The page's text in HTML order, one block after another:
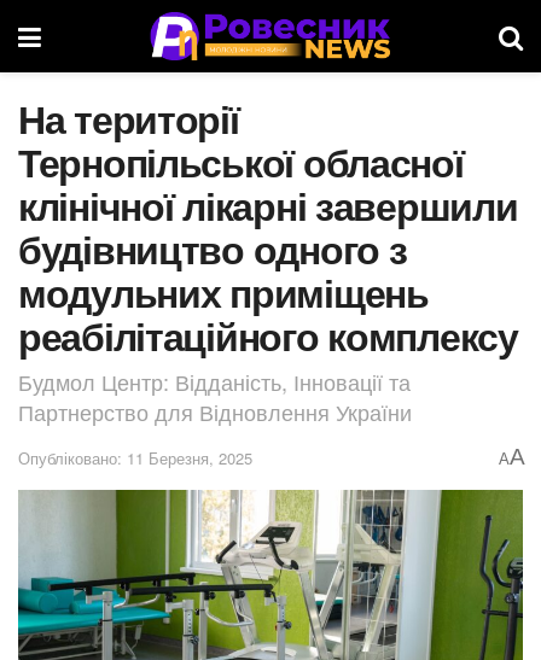
На території
Тернопільської обласної
клінічної лікарні завершили
будівництво одного з
модульних приміщень
реабілітаційного комплексу
Будмол Центр: Відданість, Інновації та
Партнерство для Відновлення України
Опубліковано: 11 Березня, 2025 AA